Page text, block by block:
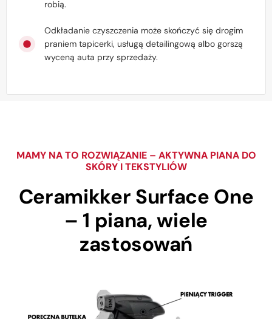
robią.
Odkładanie czyszczenia może skończyć się drogim
praniem tapicerki, usługą detailingową albo gorszą
wyceną auta przy sprzedaży.
MAMY NA TO ROZWIĄZANIE – AKTYWNA PIANA DO
SKÓRY I TEKSTYLIÓW
Ceramikker Surface One
– 1 piana, wiele
zastosowań